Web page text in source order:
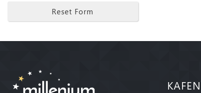
Reset Form
KAFEN